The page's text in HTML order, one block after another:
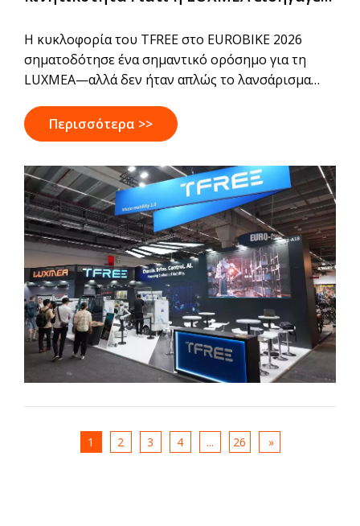
Η κυκλοφορία του TFREE στο EUROBIKE 2026
σηματοδότησε ένα σημαντικό ορόσημο για τη
LUXMEA—αλλά δεν ήταν απλώς το λανσάρισμα
μετασχηματισμό που λαμβάνει χώρα στον κλάδο
εμπορικής κινητικότητας της Ευρώπης. Καθώς οι
εξυπνότερες, πιο συνδεδεμένες και πιο
αποτελεσματικές λύσεις μεταφορών, ο ρόλος των
κατασκευαστών εξελίσσεται. Αυτό το άρθρο
διερευνά γιατί η μηχανική, το λογισμικό και η
σκέψη της πλατφόρμας γίνονται εξίσου σημαντικά
με την παραγωγή και πώς η LUXMEA
ανταποκρίνεται σε αυτή τη στροφή μέσω της
εισαγωγής του TFREE.
Περισσότερα >>
1 2 3 4 ... 26 »